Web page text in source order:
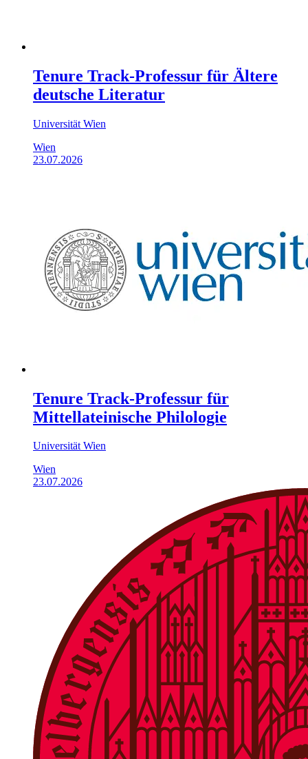
Tenure Track-Professur für Ältere
deutsche Literatur
Universität Wien
Wien
23.07.2026
Tenure Track-Professur für
Mittellateinische Philologie
Universität Wien
Wien
23.07.2026